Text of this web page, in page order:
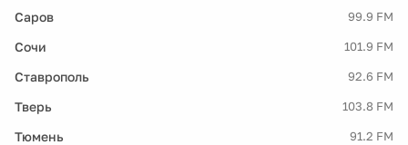
Саров 99.9 FM
Сочи 101.9 FM
Ставрополь 92.6 FM
Тверь 103.8 FM
Тюмень 91.2 FM